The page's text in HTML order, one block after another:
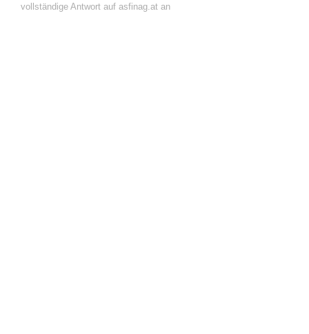
vollständige Antwort auf asfinag.at an